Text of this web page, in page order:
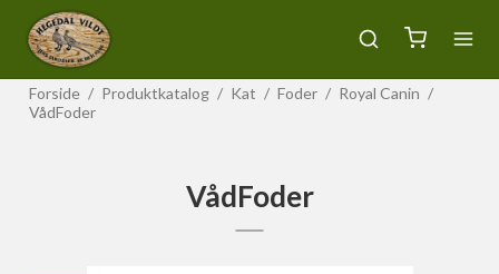
Forside / Produktkatalog / Kat / Foder / Royal Canin /
VådFoder
VådFoder